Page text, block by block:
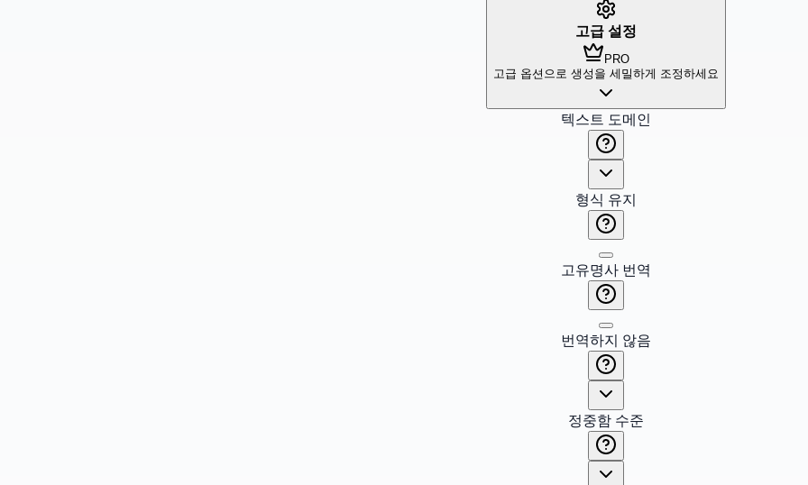
고급 설정
PRO
고급 옵션으로 생성을 세밀하게 조정하세요
텍스트 도메인
형식 유지
고유명사 번역
번역하지 않음
정중함 수준